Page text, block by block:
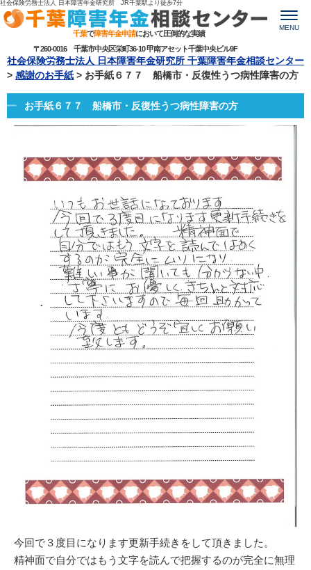
社会保険労務士法人 日本障害年金研究所 JR千葉駅より 徒歩7分
千葉で障害年金申請において圧倒的な実績
〒260-0016 千葉市中央区栄町36-10 甲南アセット千葉中央ビル9F
MENU
社会保険労務士法人 日本障害年金研究所 千葉障害年金相談センター
> 感謝のお手紙 > お手紙６７７ 船橋市・反復性うつ病性障害の方
お手紙６７７ 船橋市・反復性うつ病性障害の方
今回で３度目になります更新手続きをして頂きました。
精神面で自分ではもう文字を読んで把握するのが完全に無理